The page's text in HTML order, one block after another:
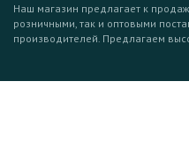
Наш магазин предлагает к
розничными, так и оптовыми
производителей. Предлагаем